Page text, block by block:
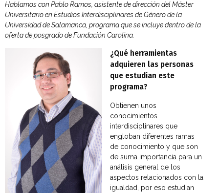
Hablamos con Pablo Ramos, asistente de dirección del Máster
Universitario en Estudios Interdisciplinares de Género de la
Universidad de Salamanca, programa que se incluye dentro de la
oferta de posgrado de Fundación Carolina.
¿Qué herramientas
adquieren las personas
que estudian este
programa?
Obtienen unos
conocimientos
interdisciplinares que
engloban diferentes ramas
de conocimiento y que son
de suma importancia para un
análisis general de los
aspectos relacionados con la
igualdad, por eso estudian